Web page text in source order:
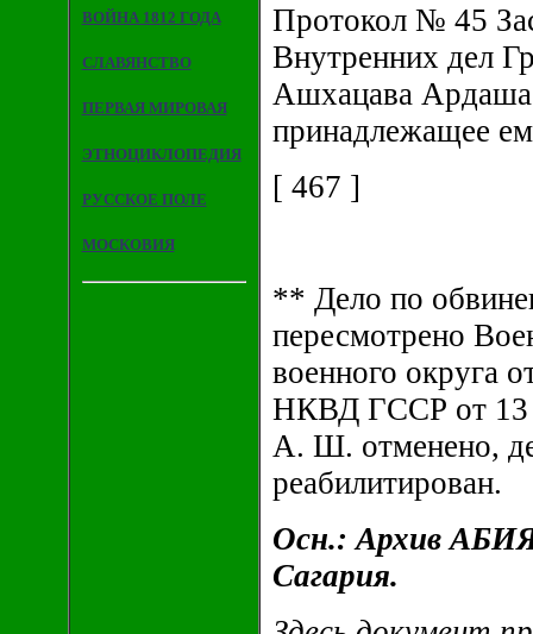
ВОЙНА 1812 ГОДА
СЛАВЯНСТВО
ПЕРВАЯ МИРОВАЯ
ЭТНОЦИКЛОПЕДИЯ
РУССКОЕ ПОЛЕ
МОСКОВИЯ
Протокол № 45
Внутренних дел
Ашхацава
принадлежащее
[ 467 ]
** Дело по
пересмотрено
военного округа
НКВД ГССР от 13
А. Ш. отменено,
реабилитирован.
Осн.: Архив
Сагария.